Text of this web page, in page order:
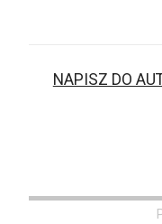
NAPISZ DO